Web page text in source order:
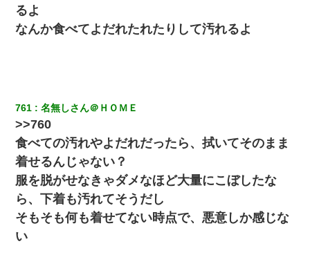
るよ
なんか食べてよだれたれたりして汚れるよ
761 名無しさん＠ＨＯＭＥ
>>760
食べての汚れやよだれだったら、拭いてそのまま
着せるんじゃない？
服を脱がせなきゃダメなほど大量にこぼしたな
ら、下着も汚れてそうだし
そもそも何も着せてない時点で、悪意しか感じな
い